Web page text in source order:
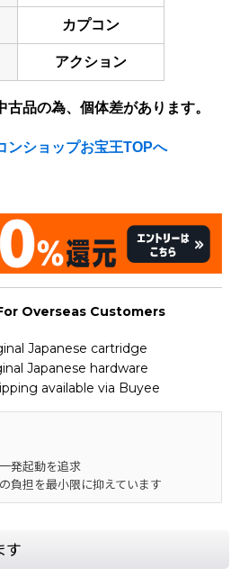
カプコン
アクション
品の為、個体差があります。
ンショップお宝王TOPへ
For Overseas Customers
Japanese cartridge
Japanese hardware
available via Buyee
発起動を追求
負担を最小限に抑えています
す